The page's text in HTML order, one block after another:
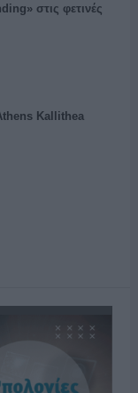
στις φετινές
Kallithea